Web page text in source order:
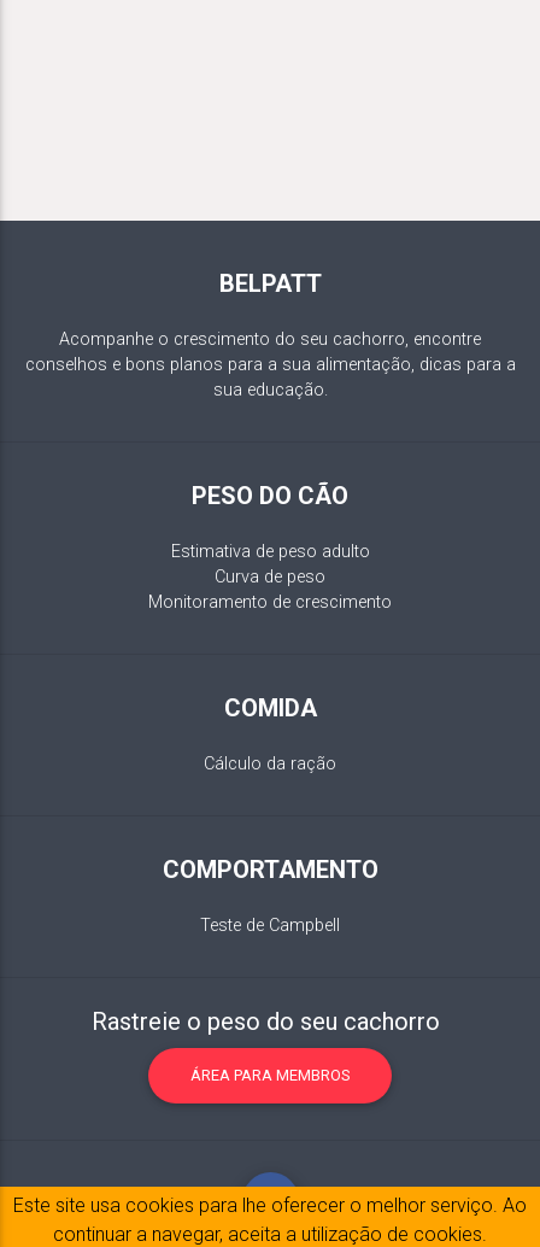
BELPATT
Acompanhe o crescimento do seu cachorro, encontre
conselhos e bons planos para a sua alimentação, dicas para a
sua educação.
PESO DO CÃO
Estimativa de peso adulto
Curva de peso
Monitoramento de crescimento
COMIDA
Cálculo da ração
COMPORTAMENTO
Teste de Campbell
Rastreie o peso do seu cachorro
ÁREA PARA MEMBROS
Este site usa cookies para lhe oferecer o melhor serviço. Ao
continuar a navegar, aceita a utilização de cookies.